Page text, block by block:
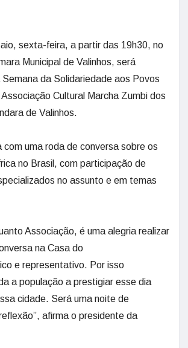
sexta-feira, a partir das 19h30, no
Municipal de Valinhos, será
da Solidariedade aos Povos
Cultural Marcha Zumbi dos
de Valinhos.
com uma roda de conversa sobre os
no Brasil, com participação de
no assunto e em temas
Associação, é uma alegria realizar
na Casa do
e representativo. Por isso
a população a prestigiar esse dia
cidade. Será uma noite de
afirma o presidente da